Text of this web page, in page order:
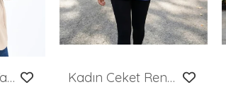
Kadın Kimono Yaka Desenli Kimono Kadın Ceket Bej - 23126
Kadın Ceket Renkli Desenli V Yaka Düğmeli Kadın Ceket